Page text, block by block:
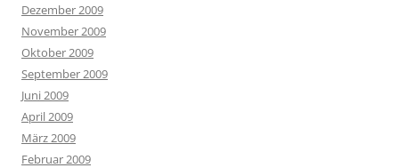
Dezember 2009
November 2009
Oktober 2009
September 2009
Juni 2009
April 2009
März 2009
Februar 2009